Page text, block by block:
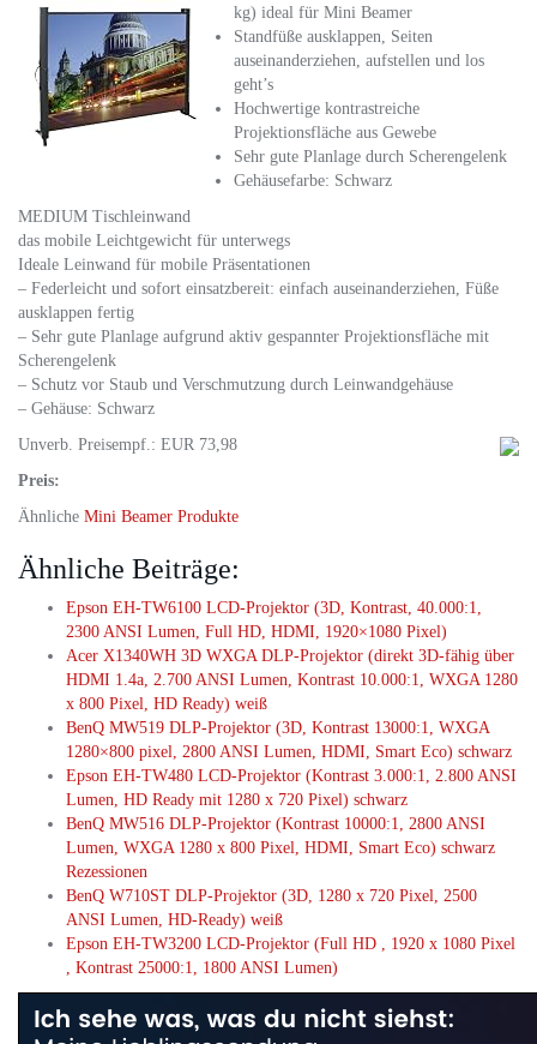
kg) ideal für Mini Beamer
Standfüße ausklappen, Seiten
auseinanderziehen, aufstellen und los
geht’s
Hochwertige kontrastreiche
Projektionsfläche aus Gewebe
Sehr gute Planlage durch Scherengelenk
Gehäusefarbe: Schwarz
MEDIUM Tischleinwand
das mobile Leichtgewicht für unterwegs
Ideale Leinwand für mobile Präsentationen
– Federleicht und sofort einsatzbereit: einfach auseinanderziehen, Füße
ausklappen fertig
– Sehr gute Planlage aufgrund aktiv gespannter Projektionsfläche mit
Scherengelenk
– Schutz vor Staub und Verschmutzung durch Leinwandgehäuse
– Gehäuse: Schwarz
Unverb. Preisempf.: EUR 73,98
Preis:
Ähnliche Mini Beamer Produkte
Ähnliche Beiträge:
Epson EH-TW6100 LCD-Projektor (3D, Kontrast, 40.000:1,
2300 ANSI Lumen, Full HD, HDMI, 1920×1080 Pixel)
Acer X1340WH 3D WXGA DLP-Projektor (direkt 3D-fähig über
HDMI 1.4a, 2.700 ANSI Lumen, Kontrast 10.000:1, WXGA 1280
x 800 Pixel, HD Ready) weiß
BenQ MW519 DLP-Projektor (3D, Kontrast 13000:1, WXGA
1280×800 pixel, 2800 ANSI Lumen, HDMI, Smart Eco) schwarz
Epson EH-TW480 LCD-Projektor (Kontrast 3.000:1, 2.800 ANSI
Lumen, HD Ready mit 1280 x 720 Pixel) schwarz
BenQ MW516 DLP-Projektor (Kontrast 10000:1, 2800 ANSI
Lumen, WXGA 1280 x 800 Pixel, HDMI, Smart Eco) schwarz
Rezessionen
BenQ W710ST DLP-Projektor (3D, 1280 x 720 Pixel, 2500
ANSI Lumen, HD-Ready) weiß
Epson EH-TW3200 LCD-Projektor (Full HD , 1920 x 1080 Pixel
, Kontrast 25000:1, 1800 ANSI Lumen)